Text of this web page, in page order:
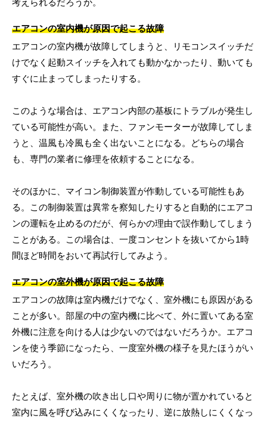
エアコンの室内機が原因で起こる故障
エアコンの室内機が故障してしまうと、リモコンスイッチだ
けでなく起動スイッチを入れても動かなかったり、動いても
すぐに止まってしまったりする。
このような場合は、エアコン内部の基板にトラブルが発生し
ている可能性が高い。また、ファンモーターが故障してしま
うと、温風も冷風も全く出ないことになる。どちらの場合
も、専門の業者に修理を依頼することになる。
そのほかに、マイコン制御装置が作動している可能性もあ
る。この制御装置は異常を察知したりすると自動的にエアコ
ンの運転を止めるのだが、何らかの理由で誤作動してしまう
ことがある。この場合は、一度コンセントを抜いてから1時
間ほど時間をおいて再試行してみよう。
エアコンの室外機が原因で起こる故障
エアコンの故障は室内機だけでなく、室外機にも原因がある
ことが多い。部屋の中の室内機に比べて、外に置いてある室
外機に注意を向ける人は少ないのではないだろうか。エアコ
ンを使う季節になったら、一度室外機の様子を見たほうがい
いだろう。
たとえば、室外機の吹き出し口や周りに物が置かれていると
室内に風を呼び込みにくくなったり、逆に放熱しにくくなっ